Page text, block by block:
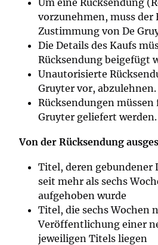
vorzunehmen, muss der
Zustimmung von De
Die Details des Kaufs
Rücksendung beigefügt
Unautorisierte
Gruyter vor, abzulehnen.
Rücksendungen
Gruyter geliefert werden.
Von der Rücksendung
Titel, deren gebundener
seit mehr als sechs
aufgehoben wurde
Titel, die sechs Wochen
Veröffentlichung einer
jeweiligen Titels liegen